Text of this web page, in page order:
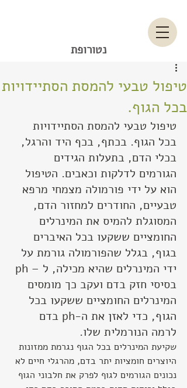
נטורופת
טיפול טבעי להמסת הסתיידויות
בכל הגוף.
טיפול טבעי להמסת הסתיידויות
בכל הגוף. בכתף, בכף היד והרגל,
בכלי הדם, בתעלות הגידים
הגורמים לדלקות וכאבים. הטיפול
הוא על ידי פורמולה מצמחי מרפא
טבעיים, החודרים למחזור הדם,
המסוגלת להמיס את המינרלים
החומציים ששקעו בכל האיברים
בגוף, בגלל שהפורמולה גורמת על
בסיסי חזק בדם ועקב כך מומסים
המינרלים החומציים ששקעו בכל
הגוף, כדי לאזן את ה-ph בדם
לרמה הנורמלית שלו.
שקיעת המינרלים בכל הגוף נגרמת ממזונות
היוצרים חומציות יתר בדם, מהרגלי חיים לא
נכונים הגורמים לגוף לפרק את חלבוני הגוף